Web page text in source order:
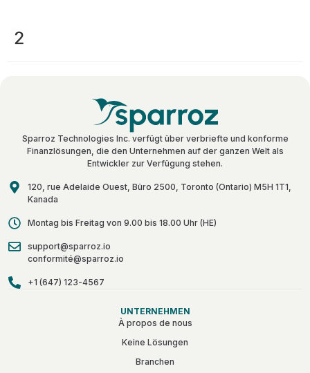
2
Sparroz Technologies Inc. verfügt über verbriefte und konforme
Finanzlösungen, die den Unternehmen auf der ganzen Welt als
Entwickler zur Verfügung stehen.
120, rue Adelaide Ouest, Büro 2500, Toronto (Ontario) M5H 1T1,
Kanada
Montag bis Freitag von 9.00 bis 18.00 Uhr (HE)
support@sparroz.io
conformité@sparroz.io
+1 (647) 123-4567
UNTERNEHMEN
À propos de nous
Keine Lösungen
Branchen